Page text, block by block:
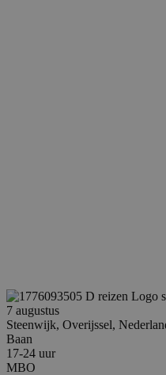
7 augustus
Steenwijk, Overijssel,
Baan
17-24 uur
MBO